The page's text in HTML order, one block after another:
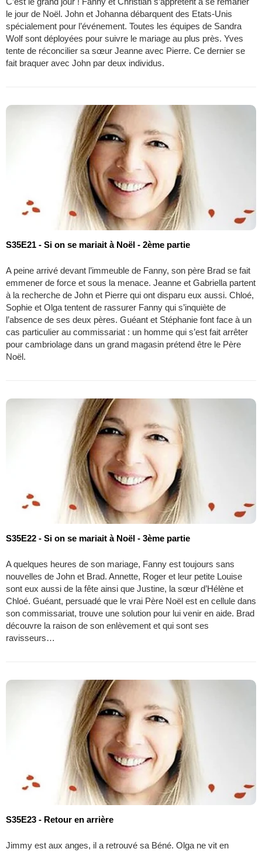
le jour de Noël. John et Johanna débarquent des Etats-Unis
spécialement pour l’événement. Toutes les équipes de Sandra
Wolf sont déployées pour suivre le mariage au plus près. Yves
tente de réconcilier sa sœur Jeanne avec Pierre. Ce dernier se
fait braquer avec John par deux individus.
S35E21 - Si on se mariait à Noël - 2ème partie
A peine arrivé devant l’immeuble de Fanny, son père Brad se fait
emmener de force et sous la menace. Jeanne et Gabriella partent
à la recherche de John et Pierre qui ont disparu eux aussi. Chloé,
Sophie et Olga tentent de rassurer Fanny qui s’inquiète de
l’absence de ses deux pères. Guéant et Stéphanie font face à un
cas particulier au commissariat : un homme qui s’est fait arrêter
pour cambriolage dans un grand magasin prétend être le Père
Noël.
S35E22 - Si on se mariait à Noël - 3ème partie
A quelques heures de son mariage, Fanny est toujours sans
nouvelles de John et Brad. Annette, Roger et leur petite Louise
sont eux aussi de la fête ainsi que Justine, la sœur d’Hélène et
Chloé. Guéant, persuadé que le vrai Père Noël est en cellule dans
son commissariat, trouve une solution pour lui venir en aide. Brad
découvre la raison de son enlèvement et qui sont ses
ravisseurs…
S35E23 - Retour en arrière
Jimmy est aux anges, il a retrouvé sa Béné. Olga ne vit en